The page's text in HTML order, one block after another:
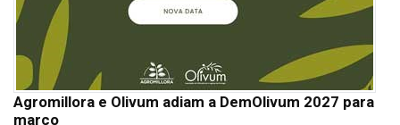
Agromillora e Olivum adiam a DemOlivum 2027 para
março